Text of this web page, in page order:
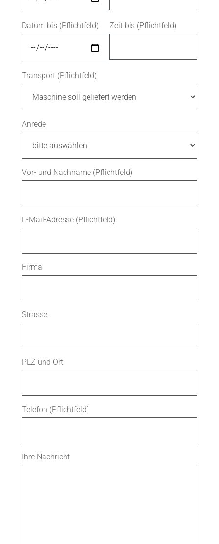
Datum bis (Pflichtfeld) Zeit bis (Pflichtfeld)
Transport (Pflichtfeld)
Anrede
Vor- und Nachname (Pflichtfeld)
E-Mail-Adresse (Pflichtfeld)
Firma
Strasse
PLZ und Ort
Telefon (Pflichtfeld)
Ihre Nachricht